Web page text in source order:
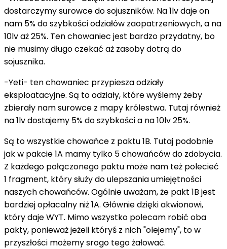
dostarczymy surowce do sojuszników. Na 1lv daje on
nam 5% do szybkości odziałów zaopatrzeniowych, a na
10lv aż 25%. Ten chowaniec jest bardzo przydatny, bo
nie musimy długo czekać aż zasoby dotrą do
sojusznika.
-Yeti- ten chowaniec przypiesza odziały
eksploatacyjne. Są to odziały, które wyślemy żeby
zbierały nam surowce z mapy królestwa. Tutaj również
na 1lv dostajemy 5% do szybkości a na 10lv 25%.
Są to wszystkie chowańce z paktu 1B. Tutaj podobnie
jak w pakcie 1A mamy tylko 5 chowańców do zdobycia.
Z każdego połączonego paktu może nam też polecieć
1 fragment, który służy do ulepszania umiejętności
naszych chowańców. Ogólnie uważam, że pakt 1B jest
bardziej opłacalny niż 1A. Głównie dzięki akwionowi,
który daje WYT. Mimo wszystko polecam robić oba
pakty, ponieważ jeżeli któryś z nich "olejemy", to w
przyszłości możemy srogo tego żałować.